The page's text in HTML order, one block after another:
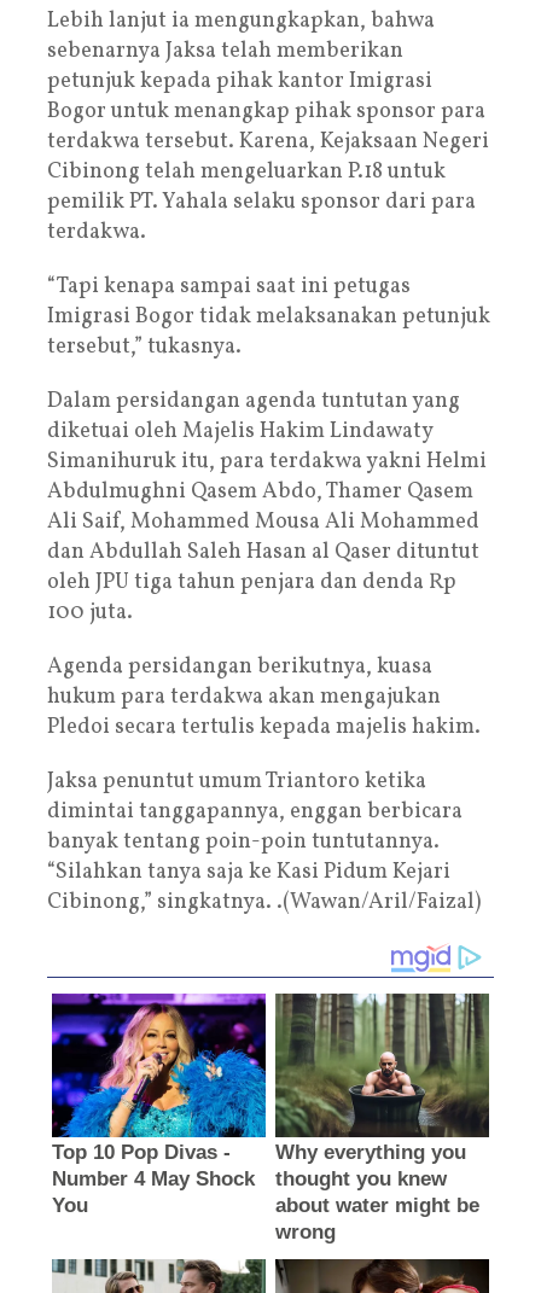
Lebih lanjut ia mengungkapkan, bahwa
sebenarnya Jaksa telah memberikan
petunjuk kepada pihak kantor Imigrasi
Bogor untuk menangkap pihak sponsor para
terdakwa tersebut. Karena, Kejaksaan Negeri
Cibinong telah mengeluarkan P.18 untuk
pemilik PT. Yahala selaku sponsor dari para
terdakwa.
“Tapi kenapa sampai saat ini petugas
Imigrasi Bogor tidak melaksanakan petunjuk
tersebut,” tukasnya.
Dalam persidangan agenda tuntutan yang
diketuai oleh Majelis Hakim Lindawaty
Simanihuruk itu, para terdakwa yakni Helmi
Abdulmughni Qasem Abdo, Thamer Qasem
Ali Saif, Mohammed Mousa Ali Mohammed
dan Abdullah Saleh Hasan al Qaser dituntut
oleh JPU tiga tahun penjara dan denda Rp
100 juta.
Agenda persidangan berikutnya, kuasa
hukum para terdakwa akan mengajukan
Pledoi secara tertulis kepada majelis hakim.
Jaksa penuntut umum Triantoro ketika
dimintai tanggapannya, enggan berbicara
banyak tentang poin-poin tuntutannya.
“Silahkan tanya saja ke Kasi Pidum Kejari
Cibinong,” singkatnya. .(Wawan/Aril/Faizal)